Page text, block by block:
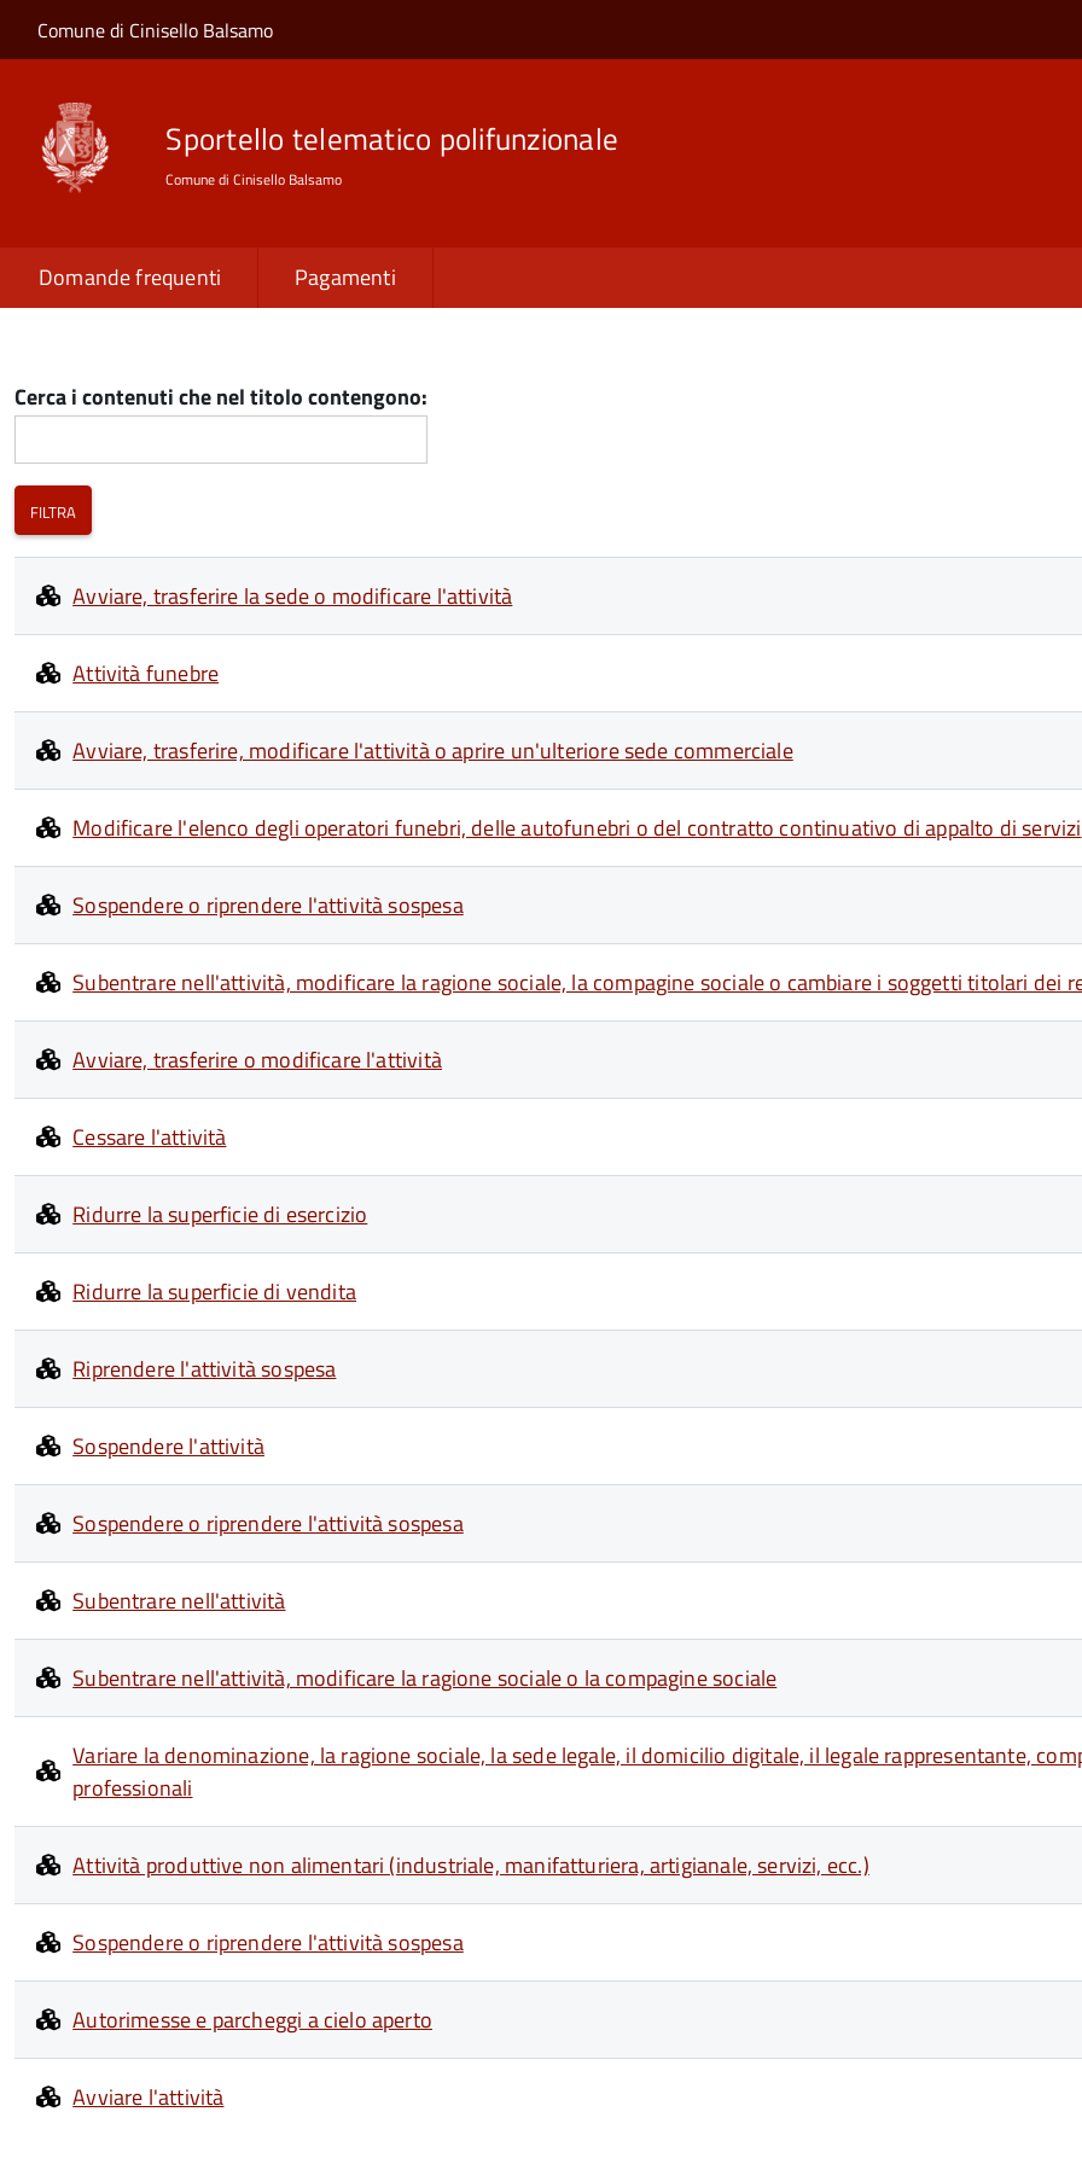
Salta al contenuto principale
Skip to site navigation
Comune di Cinisello Balsamo
Sportello telematico polifunzionale
Comune di Cinisello Balsamo
Domande frequenti Pagamenti
Cerca i contenuti che nel titolo contengono:
Avviare, trasferire la sede o modificare l'attività
Attività funebre
Avviare, trasferire, modificare l'attività o aprire un'ulteriore sede commerciale
Modificare l'elenco degli operatori funebri, delle autofunebri o del contratto continuativo di appalto di servizi
Sospendere o riprendere l'attività sospesa
Subentrare nell'attività, modificare la ragione sociale, la compagine sociale o cambiare i soggetti titolari dei
Avviare, trasferire o modificare l'attività
Cessare l'attività
Ridurre la superficie di esercizio
Ridurre la superficie di vendita
Riprendere l'attività sospesa
Sospendere l'attività
Sospendere o riprendere l'attività sospesa
Subentrare nell'attività
Subentrare nell'attività, modificare la ragione sociale o la compagine sociale
Variare la denominazione, la ragione sociale, la sede legale, il domicilio digitale, il legale rappresentante,
professionali
Attività produttive non alimentari (industriale, manifatturiera, artigianale, servizi, ecc.)
Sospendere o riprendere l'attività sospesa
Autorimesse e parcheggi a cielo aperto
Avviare l'attività